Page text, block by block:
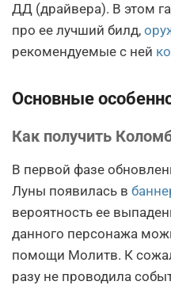
ДД (драйвера). В этом
про ее лучший билд,
рекомендуемые с ней
Основные
Как получить
В первой фазе
Луны появилась в
вероятность ее
данного персонажа
помощи Молитв. К
разу не проводила